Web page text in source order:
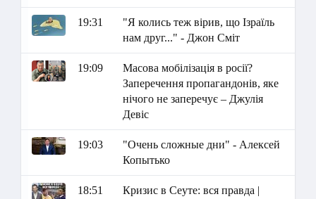
19:31
"Я колись теж вірив, що Ізраїль
нам друг..." - Джон Сміт
19:09
Масова мобілізація в росії?
Заперечення пропагандонів, яке
нічого не заперечує – Джулія
Девіс
19:03
"Очень сложные дни" - Алексей
Копытько
18:51
Кризис в Сеуте: вся правда |